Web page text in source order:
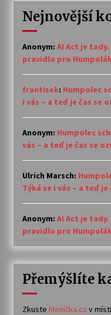
Nejnovější
Anonym: AI Act je
pravidlo pro
frantisek: Humpolec
i vás – a teď je čas se
Anonym: Humpolec
vás – a teď je čas se
Ulrich Marsch:
Týká se i vás – a teď je
Anonym: AI Act je
pravidlo pro
Přemýšlíte
Zkuste Meníčka.cz v